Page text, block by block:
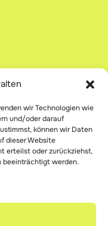
wir Technologien wie
und/oder darauf
können wir Daten
dieser Website
erteilst oder zurückziehst,
beeinträchtigt werden.